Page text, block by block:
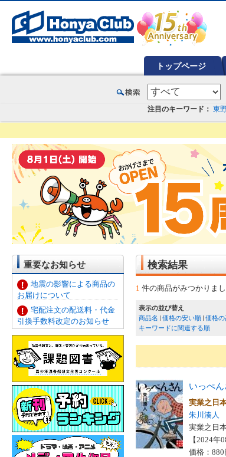
トップページ
注目のキーワード： 東
重要なお知らせ
地震の影響による商品の
お届けについて
宅配注文の配送料・代金
引換手数料改定のお知らせ
検索結果
1 件の商品がみつかりま
表示の並び替え
商品名
価格の安い順 価格
キーワードに関連する順
いっぺん
実業之日
朱川湊人
実業之日
【2024
価格：880